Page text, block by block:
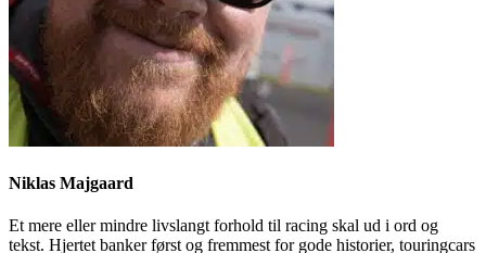
Niklas Majgaard
Et mere eller mindre livslangt forhold til racing skal ud i ord og
tekst. Hjertet banker først og fremmest for gode historier, touringcars